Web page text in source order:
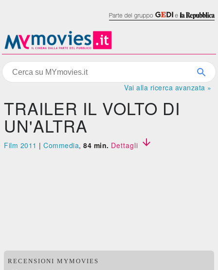
Vai alla ricerca avanzata »
TRAILER IL VOLTO DI
UN'ALTRA
Film 2011 |Commedia,84 min. Dettagli 
RECENSIONI MYMOVIES